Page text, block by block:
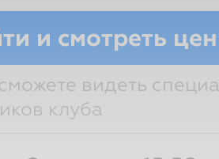
Рост Грудь
и смотреть
видеть
клуба